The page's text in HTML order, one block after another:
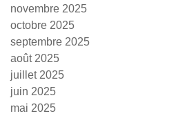
novembre 2025
octobre 2025
septembre 2025
août 2025
juillet 2025
juin 2025
mai 2025